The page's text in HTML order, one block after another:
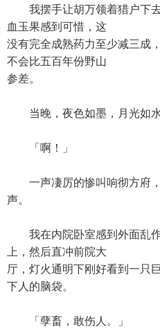
我摆手让胡万领着猎户下去
血玉果感到可惜，这
没有完全成熟药力至少减三成
不会比五百年份野山
参差。
当晚，夜色如墨，月光如水
「啊！」
一声凄厉的惨叫响彻方府，
声。
我在内院卧室感到外面乱作
上，然后直冲前院大
厅，灯火通明下刚好看到一只
下人的脑袋。
「孽畜，敢伤人。」